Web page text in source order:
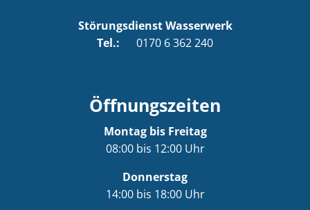
Störungsdienst Wasserwerk
Tel.: 0170 6 362 240
Öffnungszeiten
Montag bis Freitag
08:00 bis 12:00 Uhr
Donnerstag
14:00 bis 18:00 Uhr